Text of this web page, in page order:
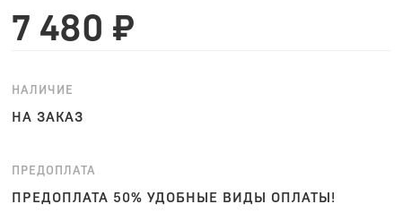
7 480 ₽
НАЛИЧИЕ
НА ЗАКАЗ
ПРЕДОПЛАТА
ПРЕДОПЛАТА 50% УДОБНЫЕ ВИДЫ ОПЛАТЫ!